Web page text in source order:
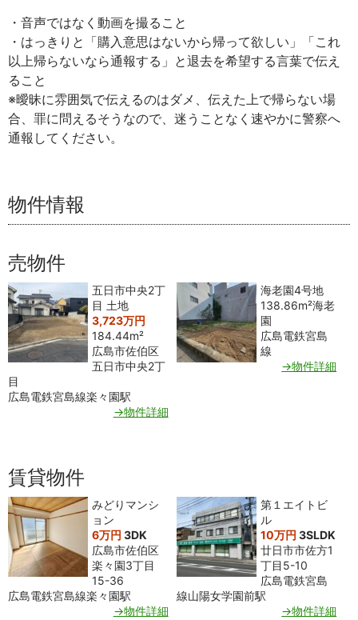
・音声ではなく動画を撮ること
・はっきりと「購入意思はないから帰って欲しい」「これ
以上帰らないなら通報する」と退去を希望する言葉で伝え
ること
※曖昧に雰囲気で伝えるのはダメ、伝えた上で帰らない場
合、罪に問えるそうなので、迷うことなく速やかに警察へ
通報してください。
物件情報
売物件
五日市中央2丁
目 土地
3,723万円
184.44m²
広島市佐伯区
五日市中央2丁
目
広島電鉄宮島線楽々園駅
→物件詳細
海老園4号地
138.86m²海老
園
広島電鉄宮島
線
→物件詳細
賃貸物件
みどりマンシ
ョン
6万円 3DK
広島市佐伯区
楽々園3丁目
15-36
広島電鉄宮島線楽々園駅
→物件詳細
第１エイトビ
ル
10万円 3SLDK
廿日市市佐方1
丁目5-10
広島電鉄宮島
線山陽女学園前駅
→物件詳細